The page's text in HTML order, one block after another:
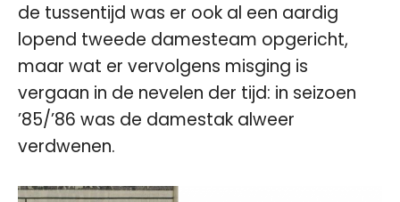
de tussentijd was er ook al een aardig
lopend tweede damesteam opgericht,
maar wat er vervolgens misging is
vergaan in de nevelen der tijd: in seizoen
’85/’86 was de damestak alweer
verdwenen.